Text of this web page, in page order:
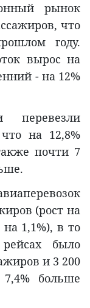
рынок
что
году.
вырос на
- на 12%
перевезли
на 12,8%
почти 7
(рост на
на 1,1%), в то
было
и 3 200
больше